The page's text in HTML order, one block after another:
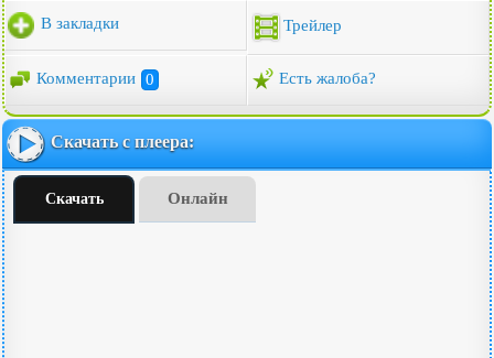
В закладки Трейлер
Комментарии 0 Есть жалоба?
Скачать с плеера:
Скачать Онлайн